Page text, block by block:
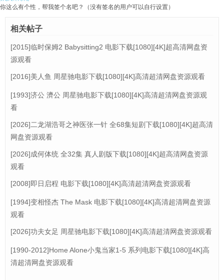
你这么有个性，帮我签个名吧？（没有签名的用户可以自行设置）
相关帖子
[2015]临时保姆2 Babysitting2 电影下载[1080][4K]超高清网盘资
源观看
[2016]美人鱼 周星驰电影下载[1080][4K]高清超清网盘资源观看
[1993]济公 濟公 周星驰电影下载[1080][4K]高清超清网盘资源观
看
[2026]二龙湖浩哥之神医张一针 全68集短剧下载[1080][4K]超高清
网盘资源观看
[2026]成何体统 全32集 真人剧版下载[1080][4K]超高清网盘资源
观看
[2008]即日启程 电影下载[1080][4K]高清超清网盘资源观看
[1994]变相怪杰 The Mask 电影下载[1080][4K]高清超清网盘资源
观看
[2026]功夫女足 周星驰电影下载[1080][4K]高清超清网盘资源观看
[1990-2012]Home Alone小鬼当家1-5 系列电影下载[1080][4K]高
清超清网盘资源观看